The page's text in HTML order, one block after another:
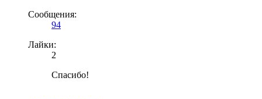
Сообщения:
94
Лайки:
2
Спасибо!